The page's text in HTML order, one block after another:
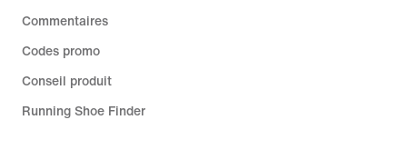
Commentaires
Codes promo
Conseil produit
Running Shoe Finder